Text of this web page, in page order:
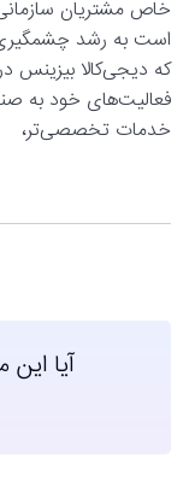
خاص مشتریان
است به رشد
که دیجی‌کالا بیزینس
فعالیت‌های خود به
خدمات تخصصی‌تر،
آیا